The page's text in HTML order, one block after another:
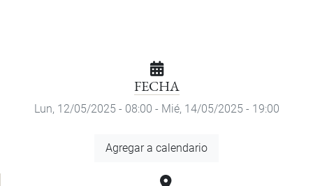
FECHA
Lun, 12/05/2025 - 08:00 - Mié, 14/05/2025 - 19:00
Agregar a calendario